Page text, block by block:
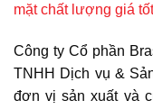
mặt chất lượng giá
Công ty Cổ phần
TNHH Dịch vụ &
đơn vị sản xuất và